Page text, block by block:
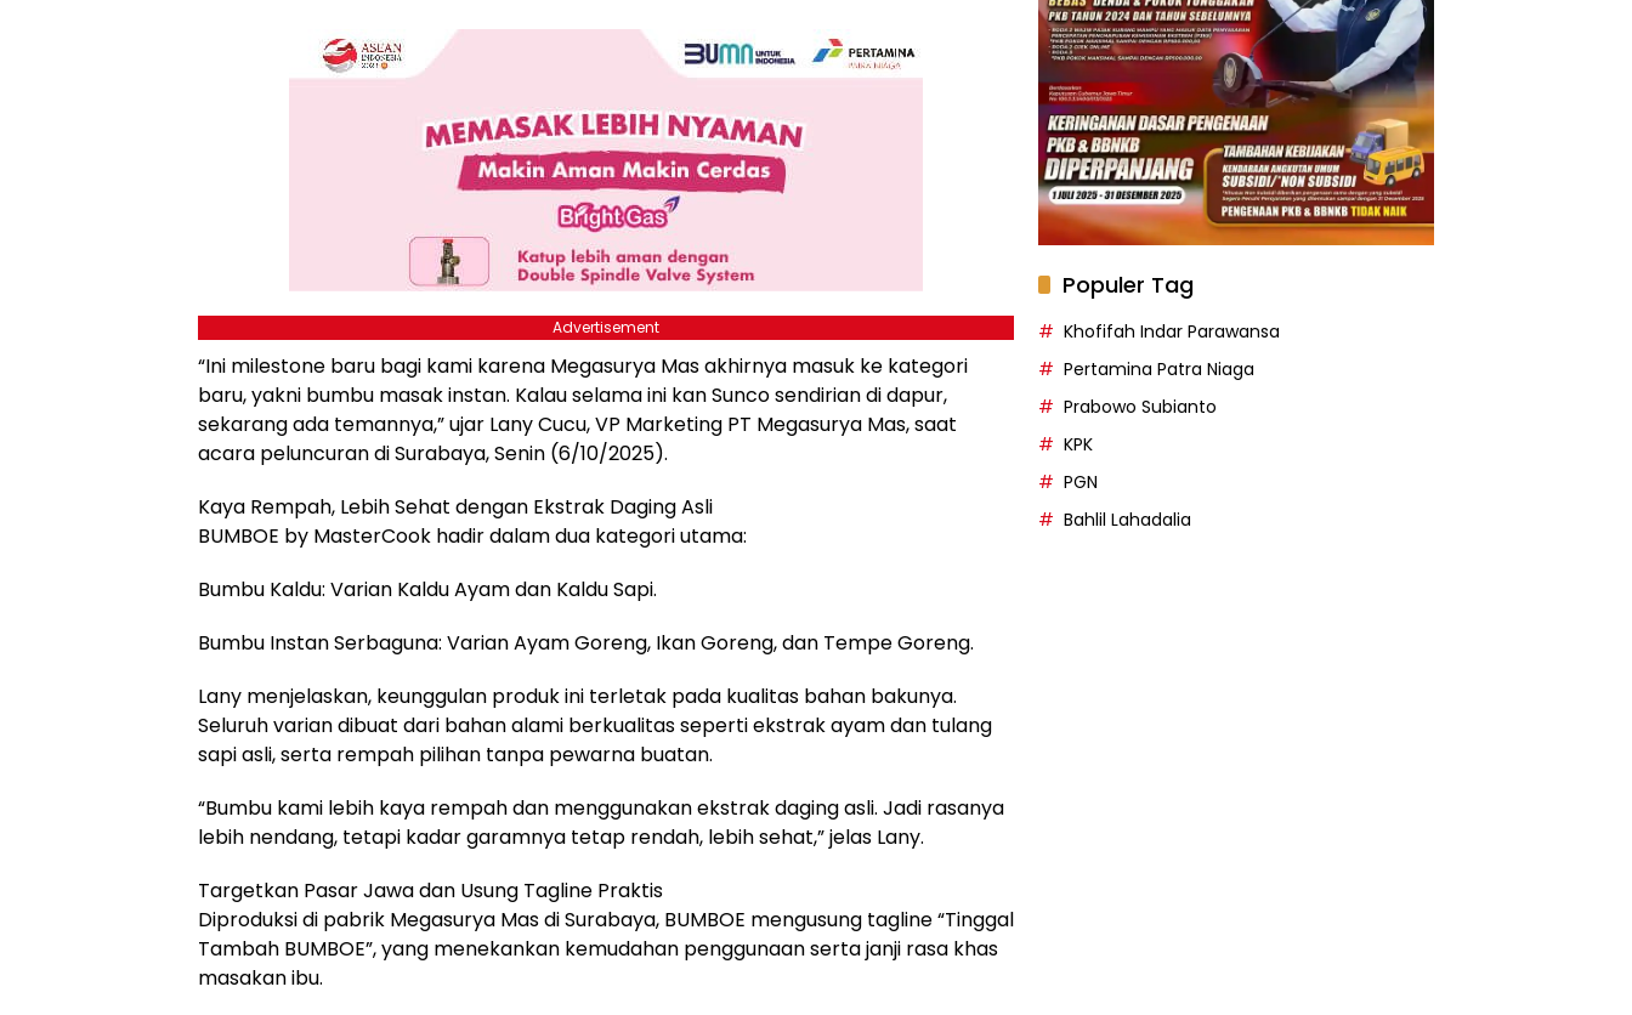
Advertisement
“Ini milestone baru bagi kami karena Megasurya Mas akhirnya masuk ke kategori
baru, yakni bumbu masak instan. Kalau selama ini kan Sunco sendirian di dapur,
sekarang ada temannya,” ujar Lany Cucu, VP Marketing PT Megasurya Mas, saat
acara peluncuran di Surabaya, Senin (6/10/2025).
Kaya Rempah, Lebih Sehat dengan Ekstrak Daging Asli
BUMBOE by MasterCook hadir dalam dua kategori utama:
Bumbu Kaldu: Varian Kaldu Ayam dan Kaldu Sapi.
Bumbu Instan Serbaguna: Varian Ayam Goreng, Ikan Goreng, dan Tempe Goreng.
Lany menjelaskan, keunggulan produk ini terletak pada kualitas bahan bakunya.
Seluruh varian dibuat dari bahan alami berkualitas seperti ekstrak ayam dan tulang
sapi asli, serta rempah pilihan tanpa pewarna buatan.
“Bumbu kami lebih kaya rempah dan menggunakan ekstrak daging asli. Jadi rasanya
lebih nendang, tetapi kadar garamnya tetap rendah, lebih sehat,” jelas Lany.
Targetkan Pasar Jawa dan Usung Tagline Praktis
Diproduksi di pabrik Megasurya Mas di Surabaya, BUMBOE mengusung tagline “Tinggal
Tambah BUMBOE”, yang menekankan kemudahan penggunaan serta janji rasa khas
masakan ibu.
Populer Tag
Khofifah Indar Parawansa
Pertamina Patra Niaga
Prabowo Subianto
KPK
PGN
Bahlil Lahadalia